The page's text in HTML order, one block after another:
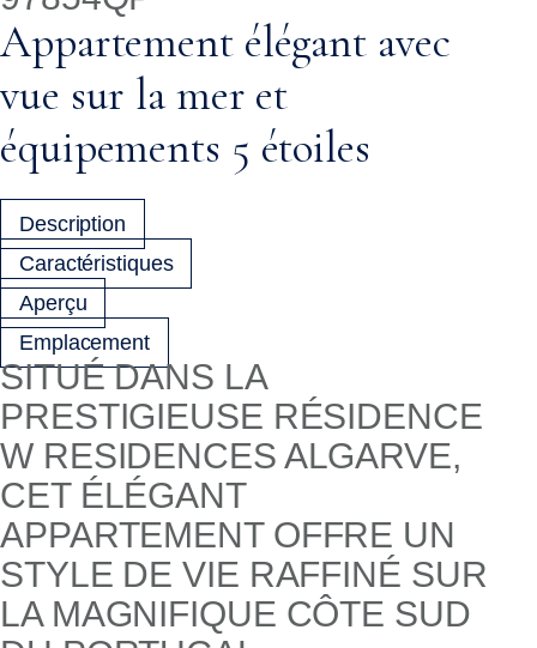
Appartement élégant avec
vue sur la mer et
équipements 5 étoiles
Description
Caractéristiques
Aperçu
Emplacement
SITUÉ DANS LA
PRESTIGIEUSE RÉSIDENCE
W RESIDENCES ALGARVE,
CET ÉLÉGANT
APPARTEMENT OFFRE UN
STYLE DE VIE RAFFINÉ SUR
LA MAGNIFIQUE CÔTE SUD